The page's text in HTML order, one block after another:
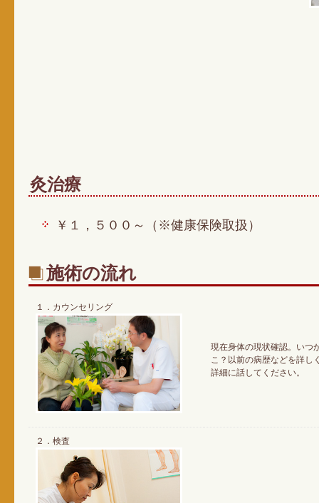
灸治療
￥１，５００～（※健康保険取扱）
施術の流れ
１．カウンセリング
現在身体の現状確認。いつ
こ？以前の病歴などを詳し
詳細に話してください。
２．検査